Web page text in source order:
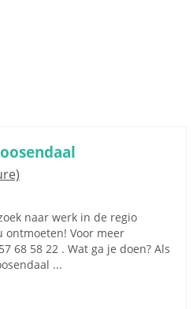
naar werk in de regio
ontmoeten! Voor meer
68 58 22 . Wat ga je doen? Als
...